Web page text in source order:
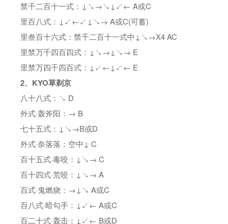
禁千二百十一式：↓↘→↘↓↙← A或C
里百八式：↓↙←↙↓↘→ A或C(可蓄)
里叁百十六式：禁千二百十一式中↓↘→X4 AC
里禁万千四百四式：↓↘→↓↘→ E
里禁万四千四百式：↓↙←↓↙← E
2、KYO草剃京
八十八式：↘ D
外式·轰斧阳：→ B
七十五式：↓↘→B或D
外式·奈落落：空中↓ C
百十五式·毒咬：↓↘→ C
百十四式·荒咬：↓↘→ A
百式·鬼燃烧：→↓↘ A或C
百八式·暗勾手：↓↙← A或C
百二十式·轰击：↓↙← B或D